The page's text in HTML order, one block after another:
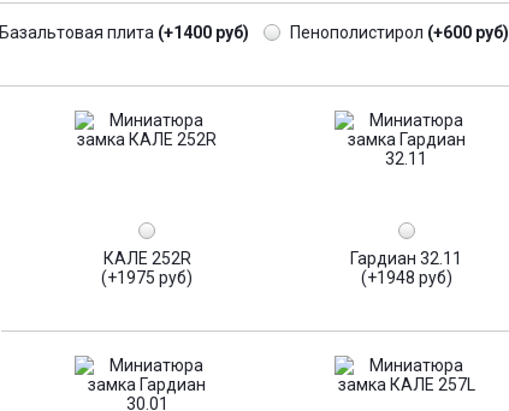
Базальтовая плита (+1400 руб) Пенополистирол (+600 руб)
КАЛЕ 252R
(+1975 руб)
Гардиан 32.11
(+1948 руб)